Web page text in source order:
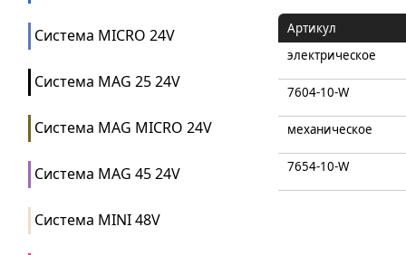
Система MICRO 24V
Система MAG 25 24V
Система MAG MICRO 24V
Система MAG 45 24V
Система MINI 48V
Артикул
электрическое
7604-10-W
механическое
7654-10-W